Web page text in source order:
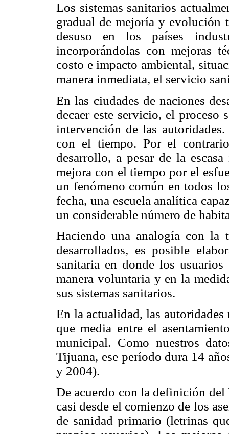
Los sistemas sanitarios
gradual de mejoría y evolución
desuso en los países
incorporándolas con mejoras
costo e impacto ambiental,
manera inmediata, el servicio
En las ciudades de naciones
decaer este servicio, el proceso
intervención de las
con el tiempo. Por el
desarrollo, a pesar de la
mejora con el tiempo por el
un fenómeno común en todos
fecha, una escuela analítica
un considerable número de
Haciendo una analogía con la
desarrollados, es posible
sanitaria en donde los
manera voluntaria y en la
sus sistemas sanitarios.
En la actualidad, las
que media entre el
municipal. Como nuestros
Tijuana, ese período dura 14
y 2004).
De acuerdo con la definición
casi desde el comienzo de los
de sanidad primario (letrinas